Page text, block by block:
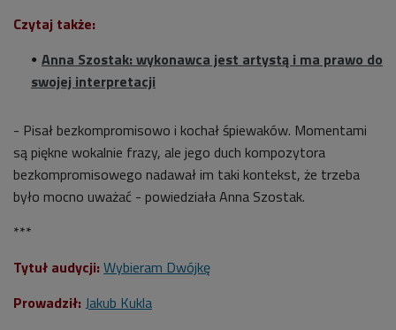
Czytaj także:
Anna Szostak: wykonawca jest artystą i ma prawo do
swojej interpretacji
- Pisał bezkompromisowo i kochał śpiewaków. Momentami
są piękne wokalnie frazy, ale jego duch kompozytora
bezkompromisowego nadawał im taki kontekst, że trzeba
było mocno uważać - powiedziała Anna Szostak.
***
Tytuł audycji: Wybieram Dwójkę
Prowadził: Jakub Kukla